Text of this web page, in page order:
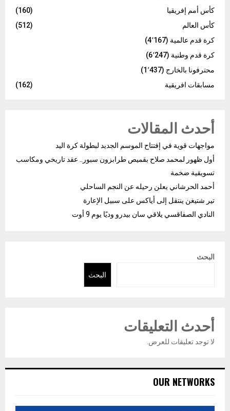
كأس أمم إفريقيا
(160)
كأس العالم
(512)
كرة قدم عالمية (4٬167)
كرة قدم وطنية (6٬247)
محترفونا بالخارج (1٬437)
مسابقات افريقية
(162)
أحدث المقالات
مواجهات قوية في إفتتاح الموسم الجديد لبطولة كرة اليد
أول ظهور لمحمد صلاح بقميص طرابزون سبور.. عقد تاريخي ومكاسب
تسويقية ضخمة
أحمد الحرشاني يعلن رحيله عن النجم الساحلي
تير شتيغن ينتقل إلى أياكس على سبيل الإعارة
النادي الصفاقسي يلاقي سان بيدرو وديًا يوم 9 أوت
البحث
البحث
أحدث التعليقات
لا توجد تعليقات للعرض.
OUR NETWORKS